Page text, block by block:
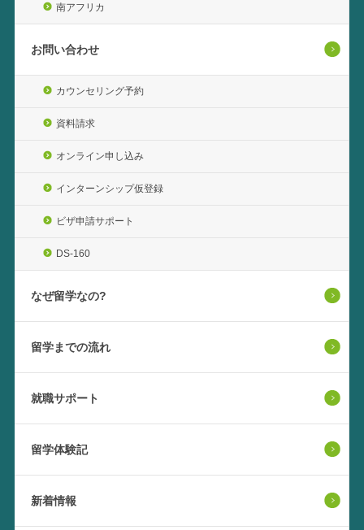
南アフリカ
お問い合わせ
カウンセリング予約
資料請求
オンライン申し込み
インターンシップ仮登録
ビザ申請サポート
DS-160
なぜ留学なの?
留学までの流れ
就職サポート
留学体験記
新着情報